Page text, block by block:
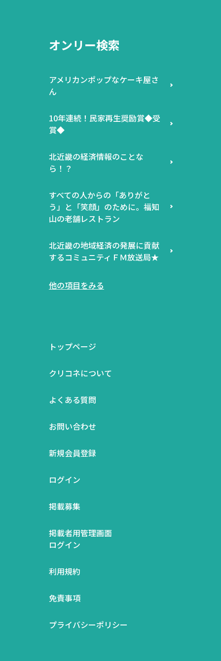
オンリー検索
アメリカンポップなケーキ屋さ
ん
10年連続！民家再生奨励賞◆受
賞◆
北近畿の経済情報のことな
ら！？
すべての人からの「ありがと
う」と「笑顔」のために。福知
山の老舗レストラン
北近畿の地域経済の発展に貢献
するコミュニティＦＭ放送局★
他の項目をみる
トップページ
クリコネについて
よくある質問
お問い合わせ
新規会員登録
ログイン
掲載募集
掲載者用管理画面
ログイン
利用規約
免責事項
プライバシーポリシー